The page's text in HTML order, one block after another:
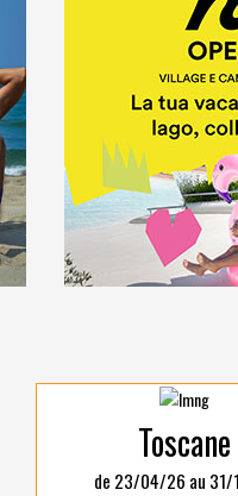
Toscane
de 23/04/26 au